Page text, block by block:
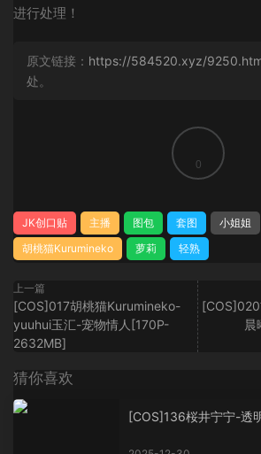
进行处理！
原文链接： https://584520.xyz/
处。
0
JK创口贴 主播 图包 套图 小姐姐
胡桃猫Kurumineko
萝莉 轻熟
上一篇
[COS]017胡桃猫Kurumineko-
yuuhui玉汇-宠物情人[170P-
2632MB]
猜你喜欢
[COS]136桜井宁宁-透